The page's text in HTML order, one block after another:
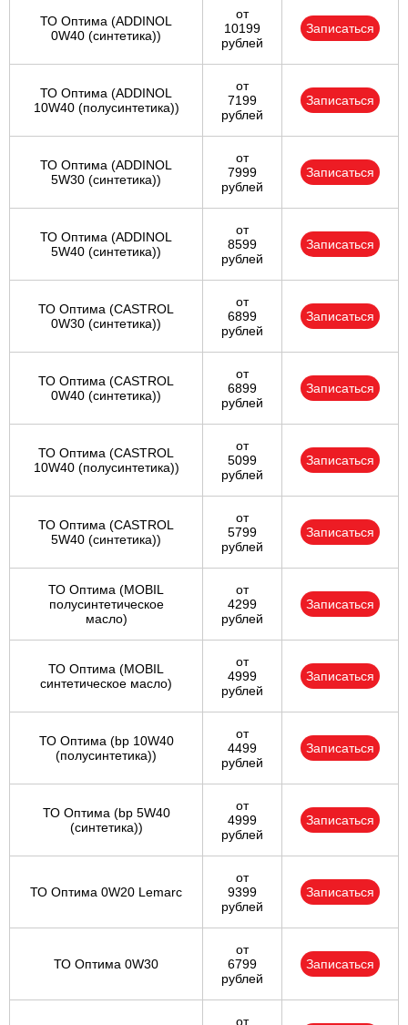
ТО Оптима (ADDINOL
0W40 (синтетика))
от
10199
рублей
Записаться
ТО Оптима (ADDINOL
10W40 (полусинтетика))
от
7199
рублей
Записаться
ТО Оптима (ADDINOL
5W30 (синтетика))
от
7999
рублей
Записаться
ТО Оптима (ADDINOL
5W40 (синтетика))
от
8599
рублей
Записаться
ТО Оптима (CASTROL
0W30 (синтетика))
от
6899
рублей
Записаться
ТО Оптима (CASTROL
0W40 (синтетика))
от
6899
рублей
Записаться
ТО Оптима (CASTROL
10W40 (полусинтетика))
от
5099
рублей
Записаться
ТО Оптима (CASTROL
5W40 (синтетика))
от
5799
рублей
Записаться
ТО Оптима (MOBIL
полусинтетическое
масло)
от
4299
рублей
Записаться
ТО Оптима (MOBIL
синтетическое масло)
от
4999
рублей
Записаться
ТО Оптима (bp 10W40
(полусинтетика))
от
4499
рублей
Записаться
ТО Оптима (bp 5W40
(синтетика))
от
4999
рублей
Записаться
ТО Оптима 0W20 Lemarc
от
9399
рублей
Записаться
ТО Оптима 0W30
от
6799
рублей
Записаться
от